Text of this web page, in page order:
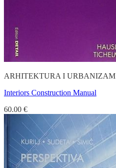
ARHITEKTURA I URBANIZAM
Interiors Construction Manual
60.00 €